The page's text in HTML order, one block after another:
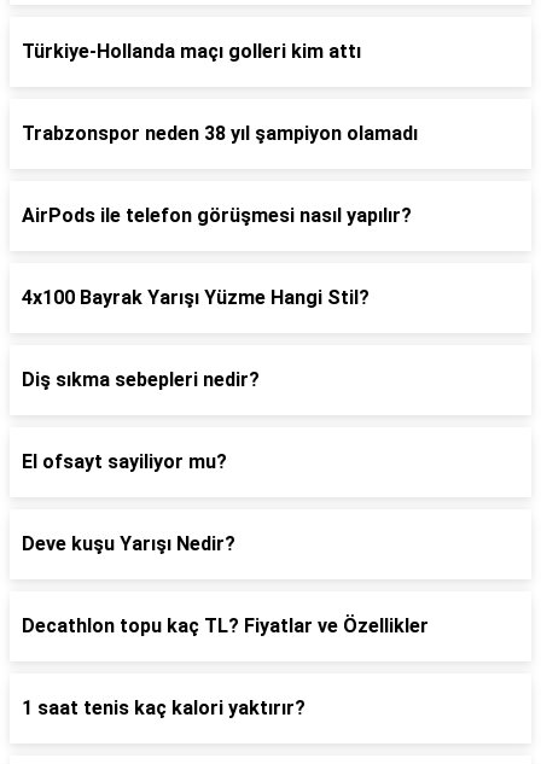
Türkiye-Hollanda maçı golleri kim attı
Trabzonspor neden 38 yıl şampiyon olamadı
AirPods ile telefon görüşmesi nasıl yapılır?
4x100 Bayrak Yarışı Yüzme Hangi Stil?
Diş sıkma sebepleri nedir?
El ofsayt sayiliyor mu?
Deve kuşu Yarışı Nedir?
Decathlon topu kaç TL? Fiyatlar ve Özellikler
1 saat tenis kaç kalori yaktırır?